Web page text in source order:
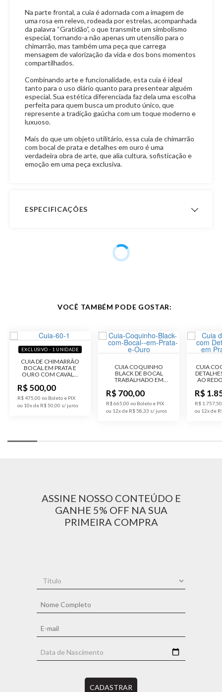
Na parte frontal, a cuia é adornada com a imagem de
uma rosa em relevo, rodeada por estrelas, acompanhada
da palavra “Gratidão”, o que transmite um simbolismo
especial, tornando-a não apenas um utensílio para o
chimarrão, mas também uma peça que carrega
mensagem de valorização da vida e dos bons momentos
compartilhados.
Combinando arte e funcionalidade, esta cuia é ideal
tanto para o uso diário quanto para presentear alguém
especial. Sua estética diferenciada faz dela uma escolha
perfeita para quem busca um produto único, que
represente a tradição gaúcha com um toque moderno e
luxuoso.
Mais do que um objeto utilitário, essa cuia de chimarrão
com bocal de prata e detalhes em ouro é uma
verdadeira obra de arte, que alia cultura, sofisticação e
emoção em uma peça exclusiva.
ESPECIFICAÇÕES
Gravação
Cor Natural do Porongo
Garantia de
Fabricação
Material Prata 600, Porongo, Ouro 10K
Sem Pedra
Acabamento Trabalhado
VOCÊ TAMBÉM PODE GOSTAR:
EXCLUSIVO - 1 UNIDADE
CUIA DE CHIMARRÃO
BOCAL EM PRATA E
OURO COM CAVALO
R$ 500,00
R$ 475,00 no Boleto e PIX
ou 10x de R$ 50,00
CUIA COQUINHO
BLACK DE BOCAL
TRABALHADO EM
PÉ EM NIQUEL
R$ 700,00
R$ 665,00 no Boleto e PIX
ou 12x de R$ 58,33
CUIA
AO
R$
R$
ou 12x de
ASSINE NOSSO CONTEÚDO E
GANHE 5% OFF NA SUA
PRIMEIRA COMPRA
CADASTRAR